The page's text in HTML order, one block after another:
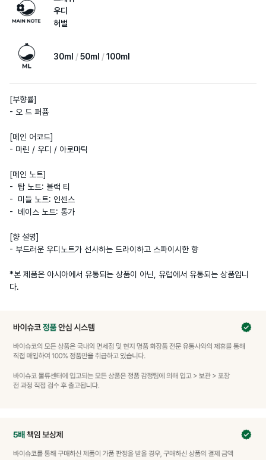
우디
허벌
30ml 50ml 100ml
[부향률]
- 오 드 퍼퓸
[메인 어코드]
- 마린 / 우디 / 아로마틱
[메인 노트]
-  탑 노트: 블랙 티
-  미들 노트: 인센스
-  베이스 노트: 통가
[향 설명]
- 부드러운 우디노트가 선사하는 드라이하고 스파이시한 향
*본 제품은 아시아에서 유통되는 상품이 아닌, 유럽에서 유통되는 상품입니
다.